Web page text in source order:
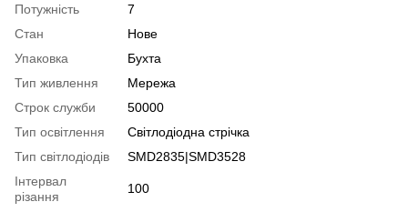
Потужність
7
Стан
Нове
Упаковка
Бухта
Тип живлення
Мережа
Строк служби
50000
Тип освітлення
Світлодіодна стрічка
Тип світлодіодів
SMD2835|SMD3528
Інтервал
різання
100